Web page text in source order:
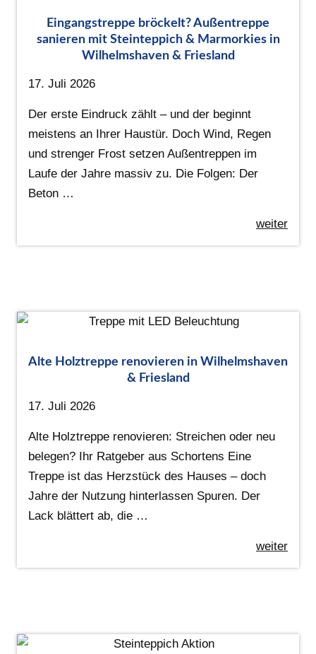
Eingangstreppe bröckelt? Außentreppe
sanieren mit Steinteppich & Marmorkies in
Wilhelmshaven & Friesland
17. Juli 2026
Der erste Eindruck zählt – und der beginnt
meistens an Ihrer Haustür. Doch Wind, Regen
und strenger Frost setzen Außentreppen im
Laufe der Jahre massiv zu. Die Folgen: Der
Beton …
weiter
Alte Holztreppe renovieren in Wilhelmshaven
& Friesland
17. Juli 2026
Alte Holztreppe renovieren: Streichen oder neu
belegen? Ihr Ratgeber aus Schortens Eine
Treppe ist das Herzstück des Hauses – doch
Jahre der Nutzung hinterlassen Spuren. Der
Lack blättert ab, die …
weiter